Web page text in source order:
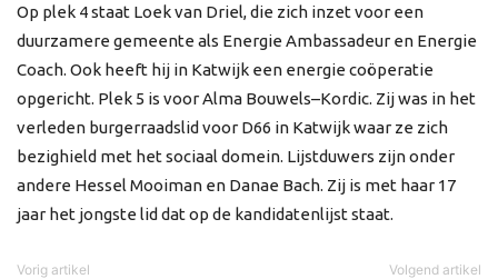
Op plek 4 staat Loek van Driel, die zich inzet voor een
duurzamere gemeente als Energie Ambassadeur en Energie
Coach. Ook heeft hij in Katwijk een energie coöperatie
opgericht. Plek 5 is voor Alma Bouwels–Kordic. Zij was in het
verleden burgerraadslid voor D66 in Katwijk waar ze zich
bezighield met het sociaal domein. Lijstduwers zijn onder
andere Hessel Mooiman en Danae Bach. Zij is met haar 17
jaar het jongste lid dat op de kandidatenlijst staat.
Vorig artikel Volgend artikel